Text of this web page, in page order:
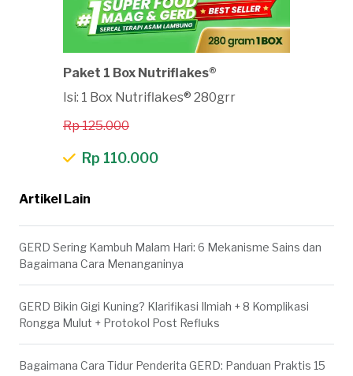
Paket 1 Box Nutriflakes®
Isi: 1 Box Nutriflakes® 280grr
Rp 125.000
Rp 110.000
Artikel Lain
GERD Sering Kambuh Malam Hari: 6 Mekanisme Sains dan
Bagaimana Cara Menanganinya
GERD Bikin Gigi Kuning? Klarifikasi Ilmiah + 8 Komplikasi
Rongga Mulut + Protokol Post Refluks
Bagaimana Cara Tidur Penderita GERD: Panduan Praktis 15